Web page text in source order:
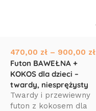
470,00 zł – 900,00 zł
Futon BAWEŁNA +
KOKOS dla dzieci –
twardy, niesprężysty
Twardy i przewiewny
futon z kokosem dla